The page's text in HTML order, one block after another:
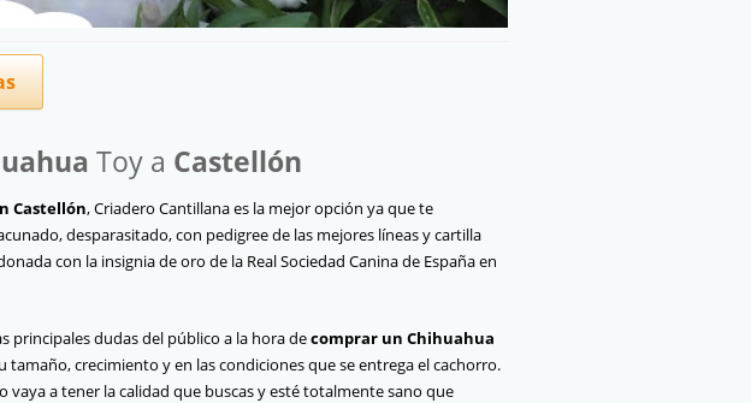
Toy a Castellón
Castellón, Criadero Cantillana es la mejor opción ya que te
desparasitado, con pedigree de las mejores líneas y cartilla
con la insignia de oro de la Real Sociedad Canina de España en
principales dudas del público a la hora decomprar un Chihuahua
tamaño, crecimiento y en las condiciones que se entrega el cachorro.
vaya a tener la calidad que buscas y esté totalmente sano que